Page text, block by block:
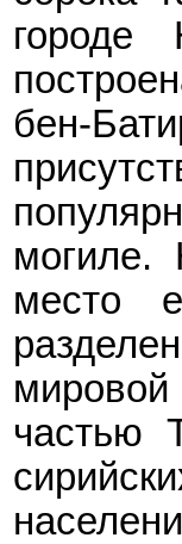
бен-
место
частью